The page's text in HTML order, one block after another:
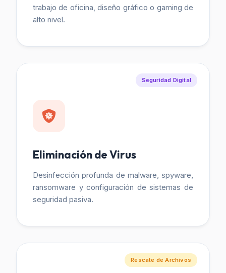
trabajo de oficina, diseño gráfico o gaming de
alto nivel.
Seguridad Digital
Eliminación de Virus
Desinfección profunda de malware, spyware,
ransomware y configuración de sistemas de
seguridad pasiva.
Rescate de Archivos